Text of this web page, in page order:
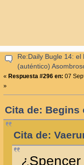
Re:Daily Bugle 14: el
(auténtico)
«Respuesta #296 en: 07
»
Cita de: Begins
Cita de: